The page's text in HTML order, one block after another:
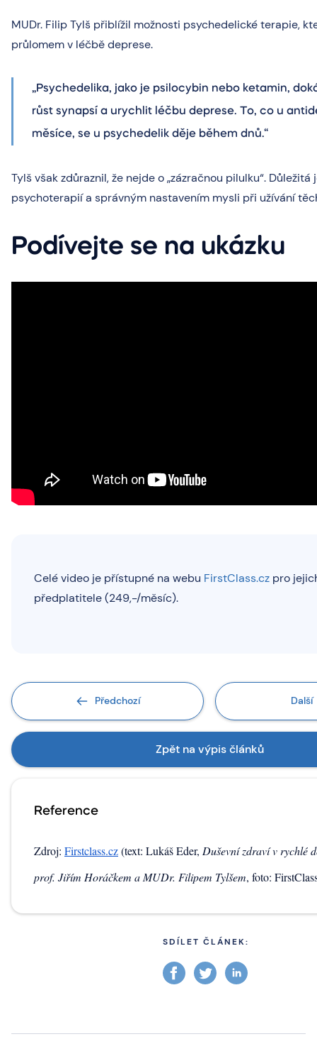
MUDr. Filip Tylš přiblížil možnosti psychedelické terapie,
průlomem v léčbě deprese.
„Psychedelika, jako je psilocybin nebo ketamin,
růst synapsí a urychlit léčbu deprese. To, co u
měsíce, se u psychedelik děje během dnů.“
Tylš však zdůraznil, že nejde o „zázračnou pilulku“. Důležitá
psychoterapií a správným nastavením mysli při užívání
Podívejte se na ukázku
Celé video je přístupné na webu FirstClass.cz pro
předplatitele (249,-/měsíc).
Předchozí
Zpět na výpis článků
Další
Reference
Zdroj: Firstclass.cz(text: Lukáš Eder, Duševní zdraví v rychlé
prof. Jiřím Horáčkem a MUDr. Filipem Tylšem, foto:
SDÍLET ČLÁNEK: